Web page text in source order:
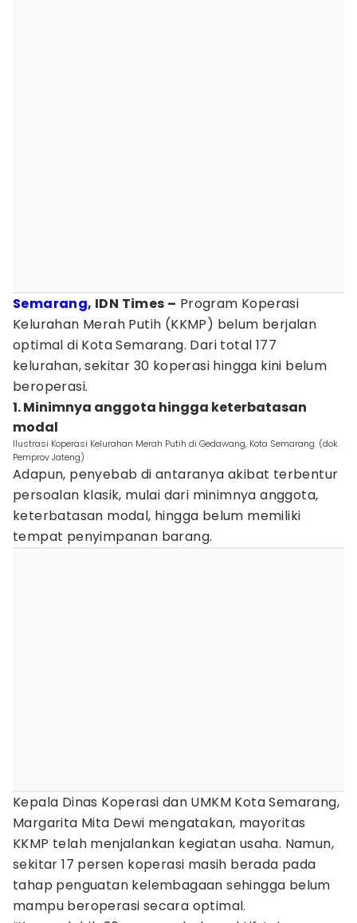
Semarang, IDN Times – Program Koperasi
Kelurahan Merah Putih (KKMP) belum berjalan
optimal di Kota Semarang. Dari total 177
kelurahan, sekitar 30 koperasi hingga kini belum
beroperasi.
1. Minimnya anggota hingga keterbatasan
modal
Ilustrasi Koperasi Kelurahan Merah Putih di Gedawang, Kota Semarang. (dok.
Pemprov Jateng)
Adapun, penyebab di antaranya akibat terbentur
persoalan klasik, mulai dari minimnya anggota,
keterbatasan modal, hingga belum memiliki
tempat penyimpanan barang.
Kepala Dinas Koperasi dan UMKM Kota Semarang,
Margarita Mita Dewi mengatakan, mayoritas
KKMP telah menjalankan kegiatan usaha. Namun,
sekitar 17 persen koperasi masih berada pada
tahap penguatan kelembagaan sehingga belum
mampu beroperasi secara optimal.